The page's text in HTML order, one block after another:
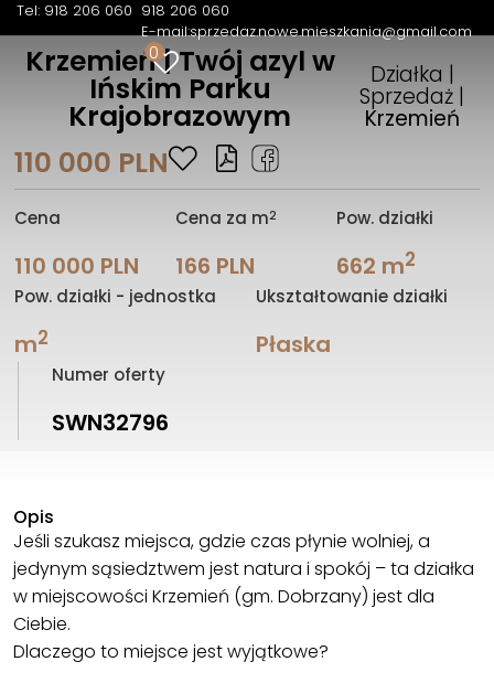
Tel: 918 206 060 918 206 060
E-mail:sprzedaz.nowe.mieszkania@gmail.com
0
Krzemień | Twój azyl w
Ińskim Parku
Krajobrazowym
Działka |
Sprzedaż |
Krzemień
110 000 PLN
Cena
110 000 PLN
Cena za m2
166 PLN
Pow. działki
662 m2
Pow. działki - jednostka
m2
Ukształtowanie działki
Płaska
Numer oferty
SWN32796
Opis
Jeśli szukasz miejsca, gdzie czas płynie wolniej, a
jedynym sąsiedztwem jest natura i spokój – ta działka
w miejscowości Krzemień (gm. Dobrzany) jest dla
Ciebie.
Dlaczego to miejsce jest wyjątkowe?